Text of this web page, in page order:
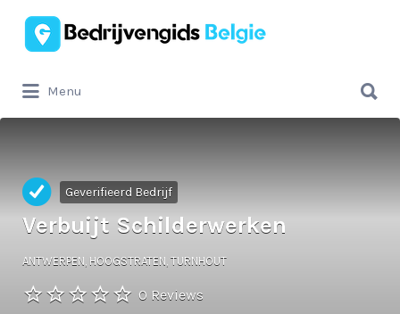
Zoek
naar:
Menu
naar:
Geverifieerd Bedrijf
Verbuijt Schilderwerken
ANTWERPEN, HOOGSTRATEN, TURNHOUT
0 Reviews